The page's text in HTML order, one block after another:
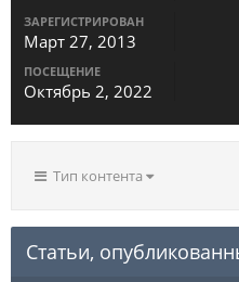
ЗАРЕГИСТРИРОВАН
Март 27, 2013
ПОСЕЩЕНИЕ
Октябрь 2, 2022
Тип контента
Статьи,